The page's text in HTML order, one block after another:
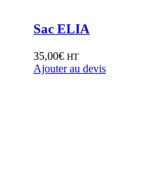
Sac ELIA
35,00€ HT
Ajouter au devis